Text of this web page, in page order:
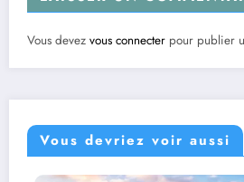
Vous devez vous connecter pour publier
Vous devriez voir aussi